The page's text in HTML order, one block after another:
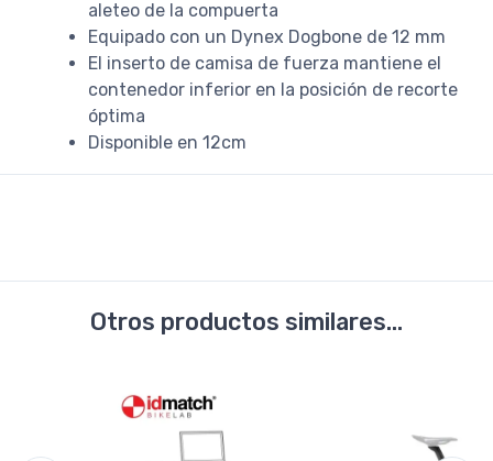
aleteo de la compuerta
Equipado con un Dynex Dogbone de 12 mm
El inserto de camisa de fuerza mantiene el
contenedor inferior en la posición de recorte
óptima
Disponible en 12cm
Otros productos similares...